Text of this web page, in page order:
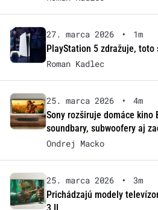
27. marca 2026 •
1m
PlayStation 5 zdražuje, toto
Roman Kadlec
25. marca 2026 •
4m
Sony rozširuje domáce kino
soundbary, subwoofery aj
Ondrej Macko
25. marca 2026 •
3m
Prichádzajú modely